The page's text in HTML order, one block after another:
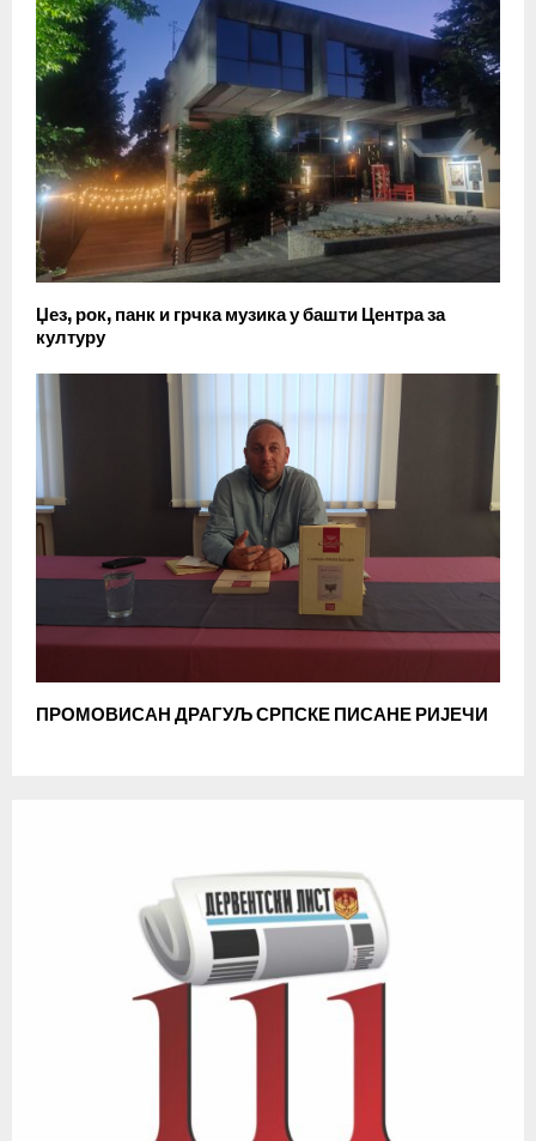
Џез, рок, панк и грчка музика у башти Центра за
културу
ПРОМОВИСАН ДРАГУЉ СРПСКЕ ПИСАНЕ РИЈЕЧИ